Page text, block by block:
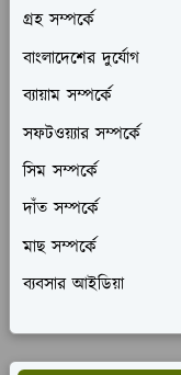
গ্রহ সম্পর্কে
বাংলাদেশের দুর্যোগ
ব্যায়াম সম্পর্কে
সফটওয়্যার সম্পর্কে
সিম সম্পর্কে
দাঁত সম্পর্কে
মাছ সম্পর্কে
ব্যবসার আইডিয়া